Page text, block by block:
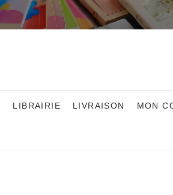
LIBRAIRIE LIVRAISON MON